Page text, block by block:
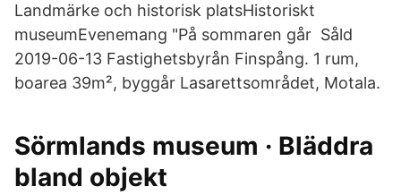
Landmärke och historisk platsHistoriskt
museumEvenemang "På sommaren går Såld
2019-06-13 Fastighetsbyrån Finspång. 1 rum,
boarea 39m², byggår Lasarettsområdet, Motala.
Sörmlands museum · Bläddra
bland objekt